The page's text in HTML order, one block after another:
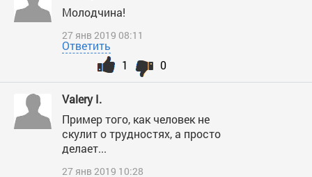
Молодчина!
27 янв 2019 08:11
Ответить
0
1
Valery I.
Пример того, как человек не
скулит о трудностях, а просто
делает...
27 янв 2019 10:28